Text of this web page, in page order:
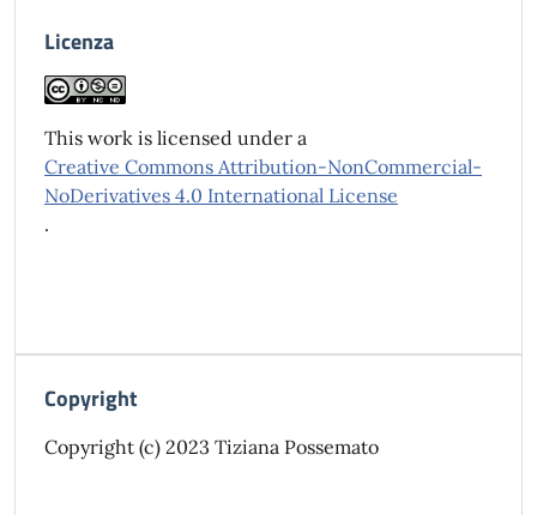
Licenza
This work is licensed under a
Creative Commons Attribution-NonCommercial-
NoDerivatives 4.0 International License
.
Copyright
Copyright (c) 2023 Tiziana Possemato